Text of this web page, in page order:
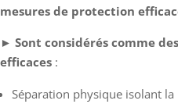
mesures de protection
► Sont considérés comme
efficaces :
Séparation physique isolant